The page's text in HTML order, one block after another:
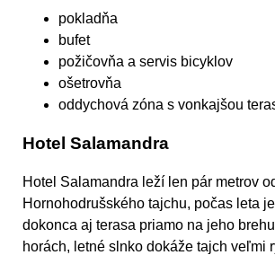
pokladňa
bufet
požičovňa a servis bicyklov
ošetrovňa
oddychová zóna s vonkajšou
Hotel Salamandra
Hotel Salamandra leží len pár metrov
Hornohodrušského tajchu, počas leta
dokonca aj terasa priamo na jeho
horách, letné slnko dokáže tajch veľmi